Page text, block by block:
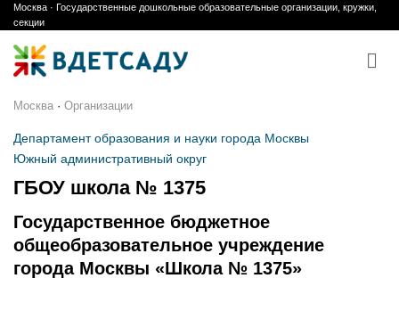
Skip
to
content
Москва · Государственные дошкольные образовательные организации, кружки,
секции
Москва · Организации
Департамент образования и науки города Москвы
Южный административный округ
ГБОУ школа № 1375
Государственное бюджетное
общеобразовательное учреждение
города Москвы «Школа № 1375»